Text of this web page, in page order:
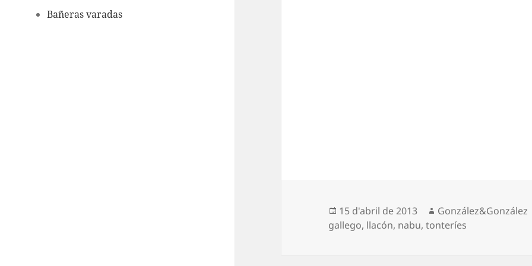
Bañeras varadas
Espublizáu
en
15 d'abril de 2013 Autor
González&González
gallego, llacón, nabu,tonteríes